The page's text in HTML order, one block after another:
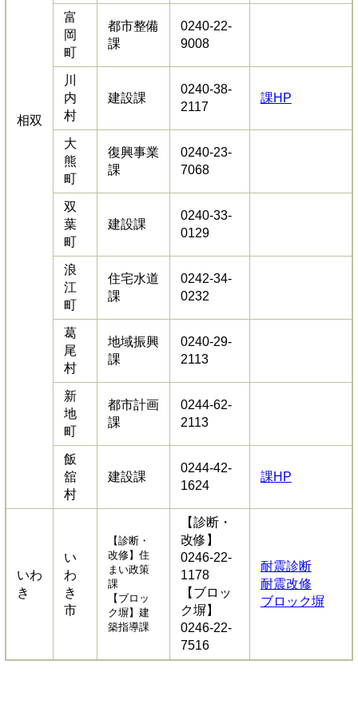
相双
富
岡
町
都市整備
課
0240-22-
9008
川
内
村
建設課
0240-38-
2117
課HP
大
熊
町
復興事業
課
0240-23-
7068
双
葉
町
建設課
0240-33-
0129
浪
江
町
住宅水道
課
0242-34-
0232
葛
尾
村
地域振興
課
0240-29-
2113
新
地
町
都市計画
課
0244-62-
2113
飯
舘
村
建設課
0244-42-
1624
課HP
いわ
き
い
わ
き
市
【診断・
改修】住
まい政策
課
【ブロッ
ク塀】建
築指導課
【診断・
改修】
0246-22-
1178
【ブロッ
ク塀】
0246-22-
7516
耐震診断
耐震改修
ブロック塀